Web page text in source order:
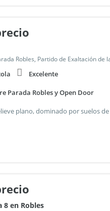
Robles, Partido de Exaltación de
Excelente
Parada Robles y Open Door
8 en Robles